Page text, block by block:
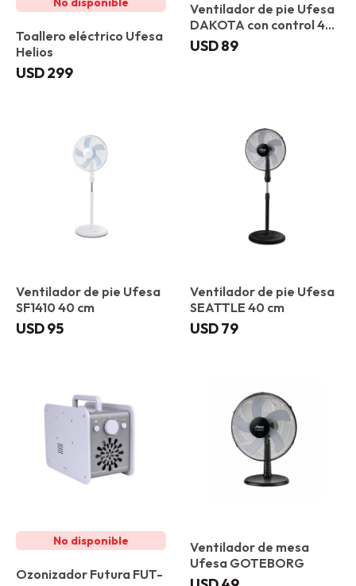
Toallero eléctrico Ufesa
Helios
USD299
Ventilador de pie Ufesa
DAKOTA con control 40
cm
USD89
Ventilador de pie Ufesa
SF1410 40 cm
USD95
Ventilador de pie Ufesa
SEATTLE 40 cm
USD79
Ozonizador Futura FUT-
Ventilador de mesa
Ufesa GOTEBORG